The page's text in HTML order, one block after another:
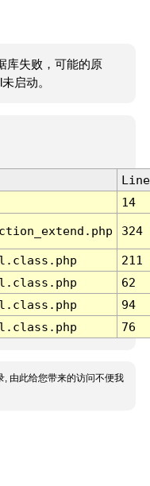
库失败，可能的原
启动。
Line
14
324
211
62
94
76
, 由此给您带来的访问不便我